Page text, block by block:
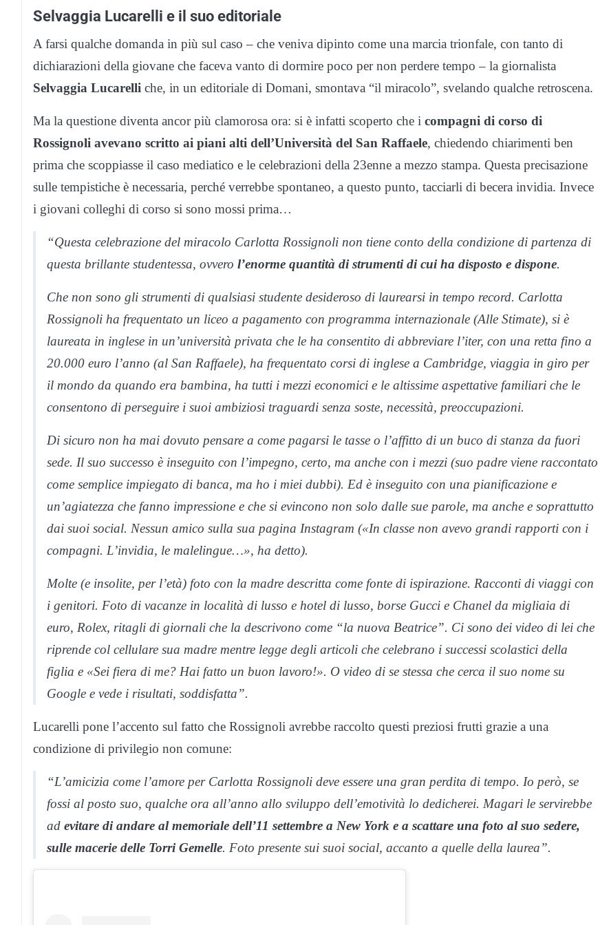
Selvaggia Lucarelli e il suo editoriale
A farsi qualche domanda in più sul caso – che veniva dipinto come una marcia trionfale, con tanto di
dichiarazioni della giovane che faceva vanto di dormire poco per non perdere tempo – la giornalista
Selvaggia Lucarelli che, in un editoriale di Domani, smontava “il miracolo”, svelando qualche retroscena.
Ma la questione diventa ancor più clamorosa ora: si è infatti scoperto che i compagni di corso di
Rossignoli avevano scritto ai piani alti dell’Università del San Raffaele, chiedendo chiarimenti ben
prima che scoppiasse il caso mediatico e le celebrazioni della 23enne a mezzo stampa. Questa precisazione
sulle tempistiche è necessaria, perché verrebbe spontaneo, a questo punto, tacciarli di becera invidia. Invece
i giovani colleghi di corso si sono mossi prima…
“Questa celebrazione del miracolo Carlotta Rossignoli non tiene conto della condizione di partenza di
questa brillante studentessa, ovvero l’enorme quantità di strumenti di cui ha disposto e dispone.
Che non sono gli strumenti di qualsiasi studente desideroso di laurearsi in tempo record. Carlotta
Rossignoli ha frequentato un liceo a pagamento con programma internazionale (Alle Stimate), si è
laureata in inglese in un’università privata che le ha consentito di abbreviare l’iter, con una retta fino a
20.000 euro l’anno (al San Raffaele), ha frequentato corsi di inglese a Cambridge, viaggia in giro per
il mondo da quando era bambina, ha tutti i mezzi economici e le altissime aspettative familiari che le
consentono di perseguire i suoi ambiziosi traguardi senza soste, necessità, preoccupazioni.
Di sicuro non ha mai dovuto pensare a come pagarsi le tasse o l’affitto di un buco di stanza da fuori
sede. Il suo successo è inseguito con l’impegno, certo, ma anche con i mezzi (suo padre viene raccontato
come semplice impiegato di banca, ma ho i miei dubbi). Ed è inseguito con una pianificazione e
un’agiatezza che fanno impressione e che si evincono non solo dalle sue parole, ma anche e soprattutto
dai suoi social. Nessun amico sulla sua pagina Instagram («In classe non avevo grandi rapporti con i
compagni. L’invidia, le malelingue…», ha detto).
Molte (e insolite, per l’età) foto con la madre descritta come fonte di ispirazione. Racconti di viaggi con
i genitori. Foto di vacanze in località di lusso e hotel di lusso, borse Gucci e Chanel da migliaia di
euro, Rolex, ritagli di giornali che la descrivono come “la nuova Beatrice”. Ci sono dei video di lei che
riprende col cellulare sua madre mentre legge degli articoli che celebrano i successi scolastici della
figlia e «Sei fiera di me? Hai fatto un buon lavoro!». O video di se stessa che cerca il suo nome su
Google e vede i risultati, soddisfatta”.
Lucarelli pone l’accento sul fatto che Rossignoli avrebbe raccolto questi preziosi frutti grazie a una
condizione di privilegio non comune:
“L’amicizia come l’amore per Carlotta Rossignoli deve essere una gran perdita di tempo. Io però, se
fossi al posto suo, qualche ora all’anno allo sviluppo dell’emotività lo dedicherei. Magari le servirebbe
ad evitare di andare al memoriale dell’11 settembre a New York e a scattare una foto al suo sedere,
sulle macerie delle Torri Gemelle. Foto presente sui suoi social, accanto a quelle della laurea”.